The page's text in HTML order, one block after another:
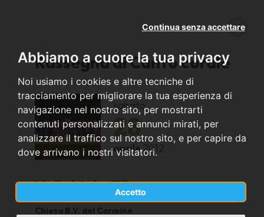
Abbiamo a cuore la tua privacy
Noi usiamo i cookies e altre tecniche di
tracciamento per migliorare la tua esperienza di
navigazione nel nostro sito, per mostrarti
contenuti personalizzati e annunci mirati, per
analizzare il traffico sul nostro sito, e per capire da
dove arrivano i nostri visitatori.
Accetto
Continua senza accettare
Rassegna di Canto corale
sabato
28
aprile 2012
Mottalciata (BI)
Chiesa B.V. del Carmine